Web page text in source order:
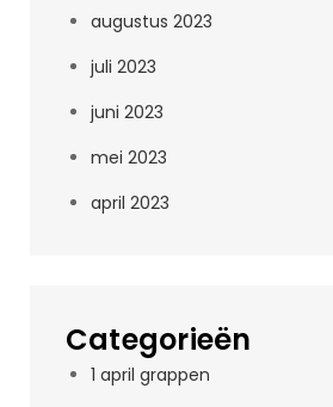
augustus 2023
juli 2023
juni 2023
mei 2023
april 2023
Categorieën
1 april grappen